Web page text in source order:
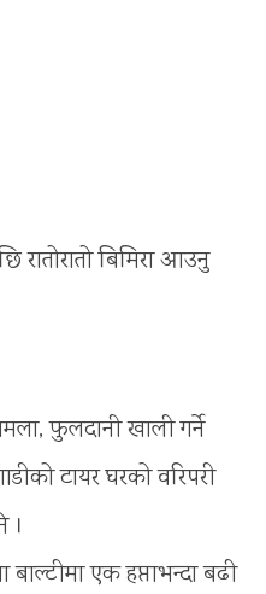
बिमिरा आउनु
फुलदानी खाली गर्ने
टायर घरको वरिपरी
।
एक हप्ताभन्दा बढी